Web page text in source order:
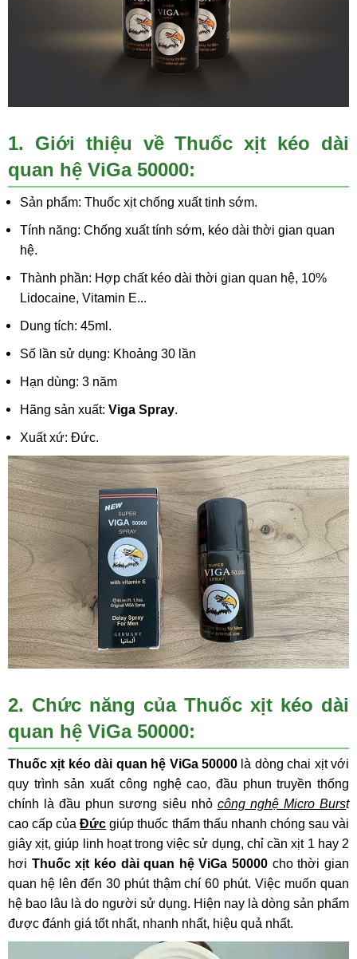
1. Giới thiệu vềThuốc xịt kéo dài
quan hệ ViGa 50000:
Sản phẩm: Thuốc xịt chống xuất tinh sớm.
Tính năng: Chống xuất tính sớm, kéo dài thời gian quan
hệ.
Thành phần: Hợp chất kéo dài thời gian quan hệ, 10%
Lidocaine, Vitamin E...
Dung tích: 45ml.
Số lần sử dụng: Khoảng 30 lần
Hạn dùng: 3 năm
Hãng sản xuất: Viga Spray.
Xuất xứ: Đức.
2. Chức năng của Thuốc xịt kéo dài
quan hệ ViGa 50000:
Thuốc xịt kéo dài quan hệ ViGa 50000là dòng chai xịt với
quy trình sản xuất công nghệ cao, đầu phun truyền thống
chính là đầu phun sương siêu nhỏ công nghệ Micro Burst
cao cấp củaĐức giúp thuốc thẩm thấu nhanh chóng sau vài
giây xịt, giúp linh hoạt trong việc sử dụng, chỉ cần xịt 1 hay 2
hơi Thuốc xịt kéo dài quan hệ ViGa 50000 cho thời gian
quan hệ lên đến 30 phút thậm chí 60 phút. Việc muốn quan
hệ bao lâu là do người sử dụng. Hiện nay là dòng sản phẩm
được đánh giá tốt nhất, nhanh nhất, hiệu quả nhất.